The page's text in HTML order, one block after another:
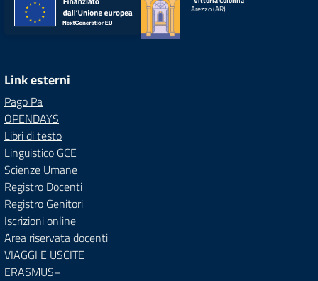
Arezzo (AR)
Link esterni
Pago Pa
OPENDAYS
Libri di testo
Linguistico GCE
Scienze Umane
Registro Docenti
Registro Genitori
Iscrizioni online
Area riservata docenti
VIAGGI E USCITE
ERASMUS+